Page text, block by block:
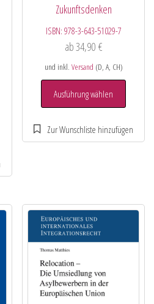
Zukunftsdenken
ISBN: 978-3-643-51029-7
ab34,90 €
und inkl. Versand (D, A, CH)
Ausführung wählen